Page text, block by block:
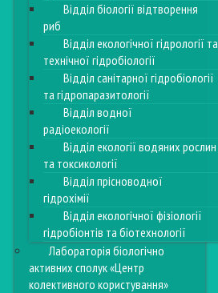
Відділ біології відтворення
риб
Відділ екологічної гідрології та
технічної гідробіології
Відділ санітарної гідробіології
та гідропаразитології
Відділ водної
радіоекології
Відділ екології водяних рослин
та токсикології
Відділ прісноводної
гідрохімії
Відділ екологічної фізіології
гідробіонтів та біотехнології
Лабораторія біологічно
активних сполук «Центр
колективного користування»